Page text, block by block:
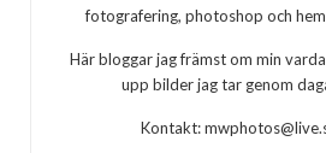
fotografering, photoshop och
Här bloggar jag främst om min
upp bilder jag tar genom
Kontakt: